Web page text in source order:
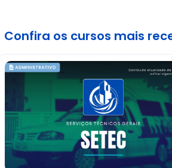
Confira os cursos mais